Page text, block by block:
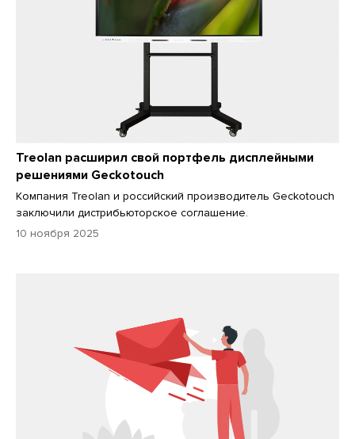
Treolan расширил свой портфель дисплейными
решениями Geckotouch
Компания Treolan и российский производитель Geckotouch
заключили дистрибьюторское соглашение.
10 ноября 2025